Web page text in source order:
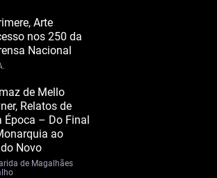
Arte
nos 250 da
Nacional
de Mello
Relatos de
Época – Do Final
ao
Novo
de Magalhães